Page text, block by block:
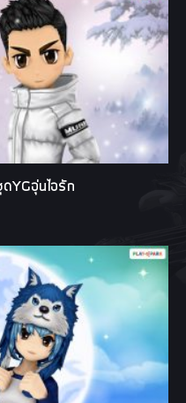
YGอุ่นไอรัก